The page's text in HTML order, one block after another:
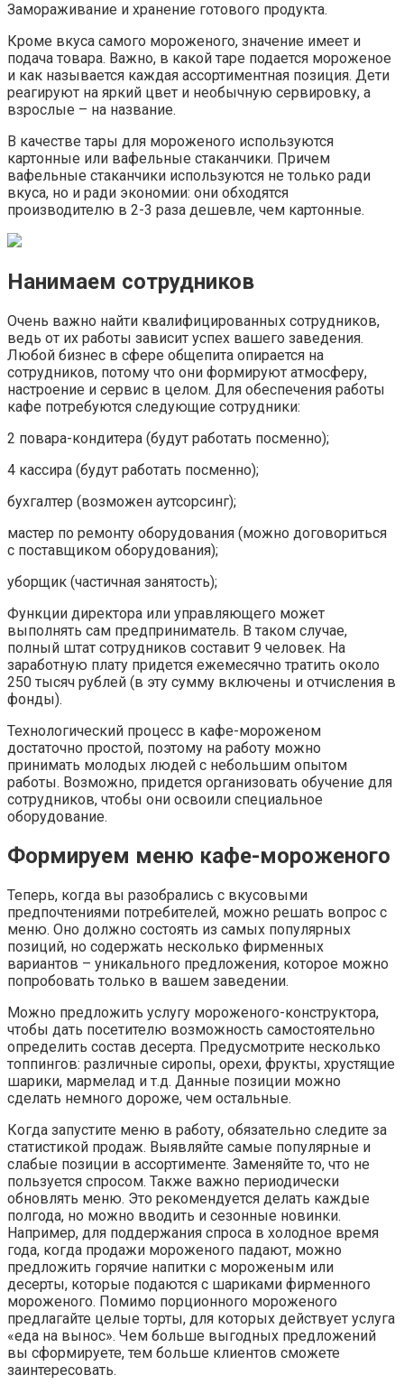
Замораживание и хранение готового продукта.
Кроме вкуса самого мороженого, значение имеет и
подача товара. Важно, в какой таре подается мороженое
и как называется каждая ассортиментная позиция. Дети
реагируют на яркий цвет и необычную сервировку, а
взрослые – на название.
В качестве тары для мороженого используются
картонные или вафельные стаканчики. Причем
вафельные стаканчики используются не только ради
вкуса, но и ради экономии: они обходятся
производителю в 2-3 раза дешевле, чем картонные.
Нанимаем сотрудников
Очень важно найти квалифицированных сотрудников,
ведь от их работы зависит успех вашего заведения.
Любой бизнес в сфере общепита опирается на
сотрудников, потому что они формируют атмосферу,
настроение и сервис в целом. Для обеспечения работы
кафе потребуются следующие сотрудники:
2 повара-кондитера (будут работать посменно);
4 кассира (будут работать посменно);
бухгалтер (возможен аутсорсинг);
мастер по ремонту оборудования (можно договориться
с поставщиком оборудования);
уборщик (частичная занятость);
Функции директора или управляющего может
выполнять сам предприниматель. В таком случае,
полный штат сотрудников составит 9 человек. На
заработную плату придется ежемесячно тратить около
250 тысяч рублей (в эту сумму включены и отчисления в
фонды).
Технологический процесс в кафе-мороженом
достаточно простой, поэтому на работу можно
принимать молодых людей с небольшим опытом
работы. Возможно, придется организовать обучение для
сотрудников, чтобы они освоили специальное
оборудование.
Формируем меню кафе-мороженого
Теперь, когда вы разобрались с вкусовыми
предпочтениями потребителей, можно решать вопрос с
меню. Оно должно состоять из самых популярных
позиций, но содержать несколько фирменных
вариантов – уникального предложения, которое можно
попробовать только в вашем заведении.
Можно предложить услугу мороженого-конструктора,
чтобы дать посетителю возможность самостоятельно
определить состав десерта. Предусмотрите несколько
топпингов: различные сиропы, орехи, фрукты, хрустящие
шарики, мармелад и т.д. Данные позиции можно
сделать немного дороже, чем остальные.
Когда запустите меню в работу, обязательно следите за
статистикой продаж. Выявляйте самые популярные и
слабые позиции в ассортименте. Заменяйте то, что не
пользуется спросом. Также важно периодически
обновлять меню. Это рекомендуется делать каждые
полгода, но можно вводить и сезонные новинки.
Например, для поддержания спроса в холодное время
года, когда продажи мороженого падают, можно
предложить горячие напитки с мороженым или
десерты, которые подаются с шариками фирменного
мороженого. Помимо порционного мороженого
предлагайте целые торты, для которых действует услуга
«еда на вынос». Чем больше выгодных предложений
вы сформируете, тем больше клиентов сможете
заинтересовать.